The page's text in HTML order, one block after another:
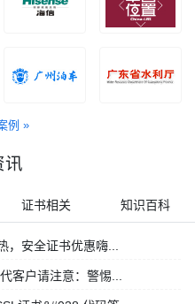
例 »
讯
证书相关 知识百科
，安全证书优惠嗨...
客户请注意：警惕...